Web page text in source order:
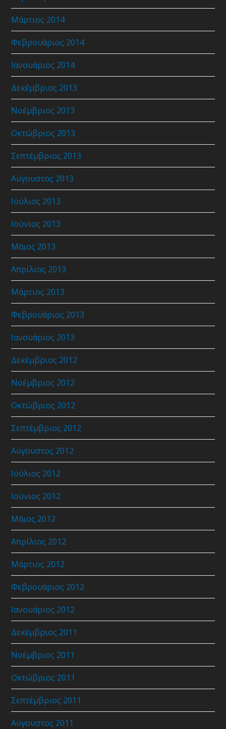
Μάρτιος 2014
Φεβρουάριος 2014
Ιανουάριος 2014
Δεκέμβριος 2013
Νοέμβριος 2013
Οκτώβριος 2013
Σεπτέμβριος 2013
Αύγουστος 2013
Ιούλιος 2013
Ιούνιος 2013
Μάιος 2013
Απρίλιος 2013
Μάρτιος 2013
Φεβρουάριος 2013
Ιανουάριος 2013
Δεκέμβριος 2012
Νοέμβριος 2012
Οκτώβριος 2012
Σεπτέμβριος 2012
Αύγουστος 2012
Ιούλιος 2012
Ιούνιος 2012
Μάιος 2012
Απρίλιος 2012
Μάρτιος 2012
Φεβρουάριος 2012
Ιανουάριος 2012
Δεκέμβριος 2011
Νοέμβριος 2011
Οκτώβριος 2011
Σεπτέμβριος 2011
Αύγουστος 2011